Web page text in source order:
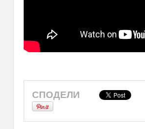
СПОДЕЛИ